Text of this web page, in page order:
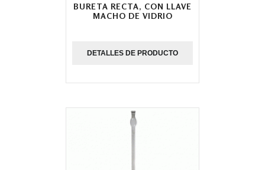
BURETA RECTA, CON LLAVE
MACHO DE VIDRIO
DETALLES DE PRODUCTO